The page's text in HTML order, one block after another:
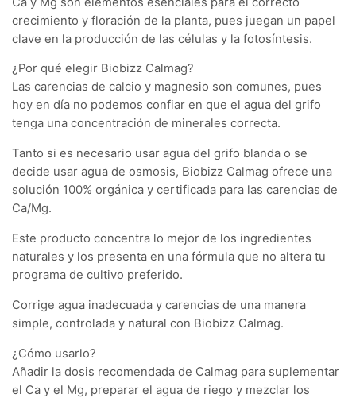
crecimiento y floración de la planta, pues juegan un papel
clave en la producción de las células y la fotosíntesis.
¿Por qué elegir Biobizz Calmag?
Las carencias de calcio y magnesio son comunes, pues
hoy en día no podemos confiar en que el agua del grifo
tenga una concentración de minerales correcta.
Tanto si es necesario usar agua del grifo blanda o se
decide usar agua de osmosis, Biobizz Calmag ofrece una
solución 100% orgánica y certificada para las carencias de
Ca/Mg.
Este producto concentra lo mejor de los ingredientes
naturales y los presenta en una fórmula que no altera tu
programa de cultivo preferido.
Corrige agua inadecuada y carencias de una manera
simple, controlada y natural con Biobizz Calmag.
¿Cómo usarlo?
Añadir la dosis recomendada de Calmag para suplementar
el Ca y el Mg, preparar el agua de riego y mezclar los